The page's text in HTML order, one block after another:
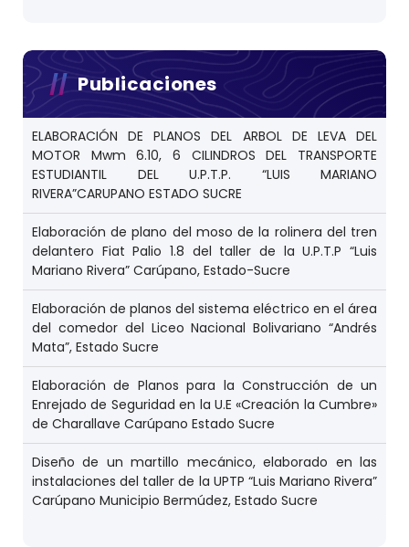
Publicaciones
ELABORACIÓN DE PLANOS DEL ARBOL DE LEVA DEL
MOTOR Mwm 6.10, 6 CILINDROS DEL TRANSPORTE
ESTUDIANTIL DEL U.P.T.P. “LUIS MARIANO
RIVERA”CARUPANO ESTADO SUCRE
Elaboración de plano del moso de la rolinera del tren
delantero Fiat Palio 1.8 del taller de la U.P.T.P “Luis
Mariano Rivera” Carúpano, Estado-Sucre
Elaboración de planos del sistema eléctrico en el área
del comedor del Liceo Nacional Bolivariano “Andrés
Mata”, Estado Sucre
Elaboración de Planos para la Construcción de un
Enrejado de Seguridad en la U.E «Creación la Cumbre»
de Charallave Carúpano Estado Sucre
Diseño de un martillo mecánico, elaborado en las
instalaciones del taller de la UPTP “Luis Mariano Rivera”
Carúpano Municipio Bermúdez, Estado Sucre